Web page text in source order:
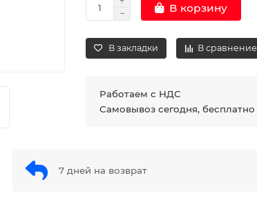
В корзину
В закладки В сравнение
Работаем с НДС
Самовывоз сегодня, бесплатно
7 дней на возврат